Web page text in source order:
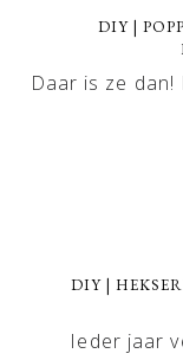
DIY |
Daar is ze
DIY |
Ieder jaar